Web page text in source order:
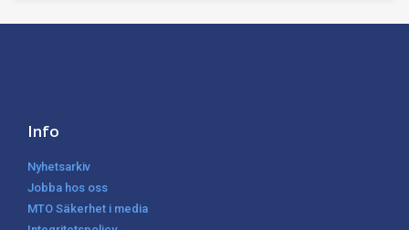
Info
Nyhetsarkiv
Jobba hos oss
MTO Säkerhet i media